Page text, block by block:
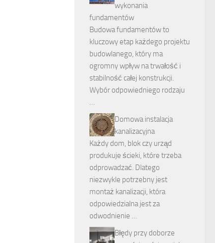
wykonania
fundamentów
Budowa fundamentów to
kluczowy etap każdego projektu
budowlanego, który ma
ogromny wpływ na trwałość i
stabilność całej konstrukcji.
Wybór odpowiedniego rodzaju
…
Domowa instalacja
kanalizacyjna
Każdy dom, blok czy urząd
produkuje ścieki, które trzeba
odprowadzać. Dlatego
niezwykle potrzebny jest
montaż kanalizacji, która
odpowiedzialna jest za
odwodnienie …
Błędy przy doborze